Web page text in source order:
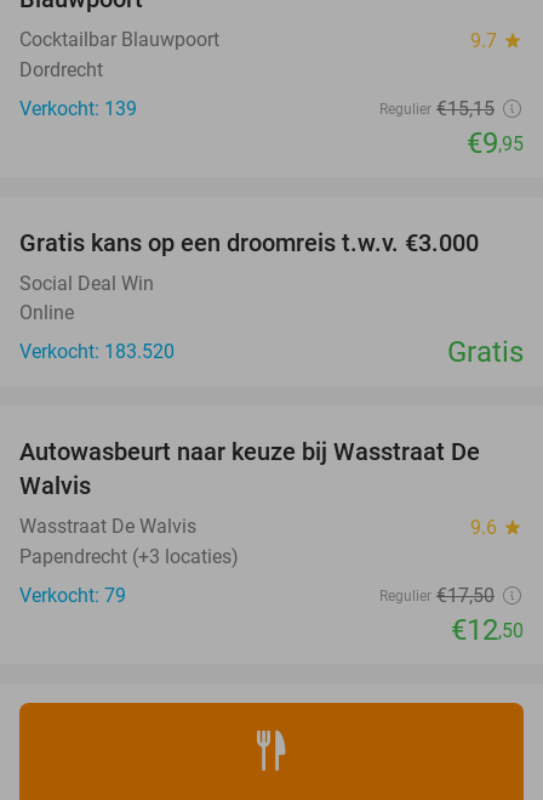
Cocktailbar Blauwpoort 9.7 star
Dordrecht
Verkocht: 139
Regulier €15,15
€9,95
Gratis kans op een droomreis t.w.v. €3.000
Social Deal Win
Online
Verkocht: 183.520
Gratis
29%
Autowasbeurt naar keuze bij Wasstraat De
Walvis
Wasstraat De Walvis 9.6 star
Papendrecht (+3 locaties)
Verkocht: 79
Regulier €17,50
€12,50